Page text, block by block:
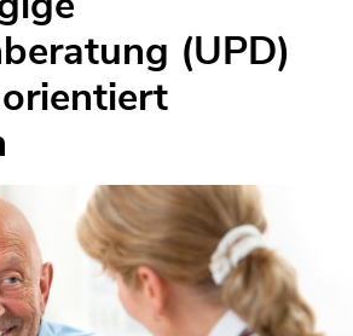
(UPD)